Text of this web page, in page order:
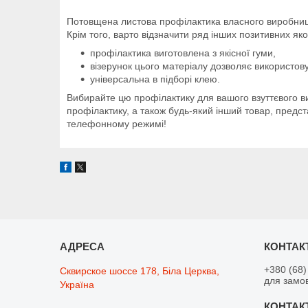
Потовщена листова профілактика власного
Крім того, варто відзначити ряд інших позитивних
профілактика виготовлена з якісної гуми,
візерунок цього матеріалу дозволяє
універсальна в підборі клею.
Вибирайте цю профілактику для вашого взуттєвого
профілактику, а також будь-який інший товар,
телефонному режимі!
Сквирское шоссе 178, Біла Церква,
Україна
+380
для